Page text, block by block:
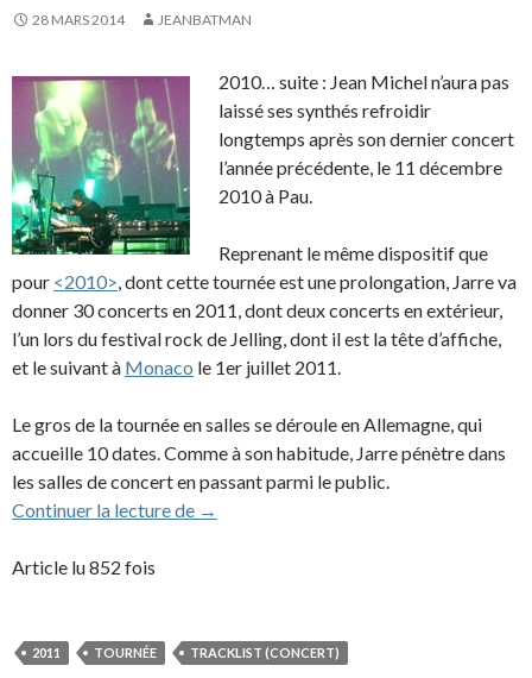
28 MARS 2014 JEANBATMAN
2010… suite : Jean Michel n’aura pas
laissé ses synthés refroidir
longtemps après son dernier concert
l’année précédente, le 11 décembre
2010 à Pau.
Reprenant le même dispositif que
pour <2010>, dont cette tournée est une prolongation, Jarre va
donner 30 concerts en 2011, dont deux concerts en extérieur,
l’un lors du festival rock de Jelling, dont il est la tête d’affiche,
et le suivant à Monaco le 1er juillet 2011.
Le gros de la tournée en salles se déroule en Allemagne, qui
accueille 10 dates. Comme à son habitude, Jarre pénètre dans
les salles de concert en passant parmi le public.
Continuer la lecture de 2011 – Tournée <2011>
→
Article lu 852 fois
2011 TOURNÉE TRACKLIST (CONCERT)